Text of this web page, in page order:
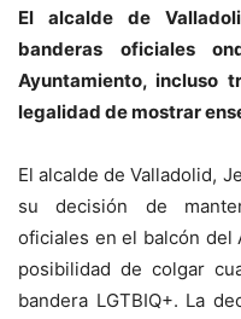
El alcalde de
banderas oficiales
Ayuntamiento, incluso
legalidad de mostrar
El alcalde de Valladolid,
su decisión de
oficiales en el balcón del
posibilidad de colgar
bandera LGTBIQ+. La